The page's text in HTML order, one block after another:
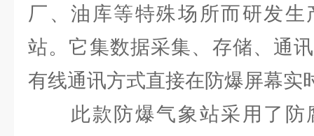
厂、油库等特殊场所而研发
站。它集数据采集、存储、通
有线通讯方式直接在防爆屏幕实
此款防爆气象站采用了防